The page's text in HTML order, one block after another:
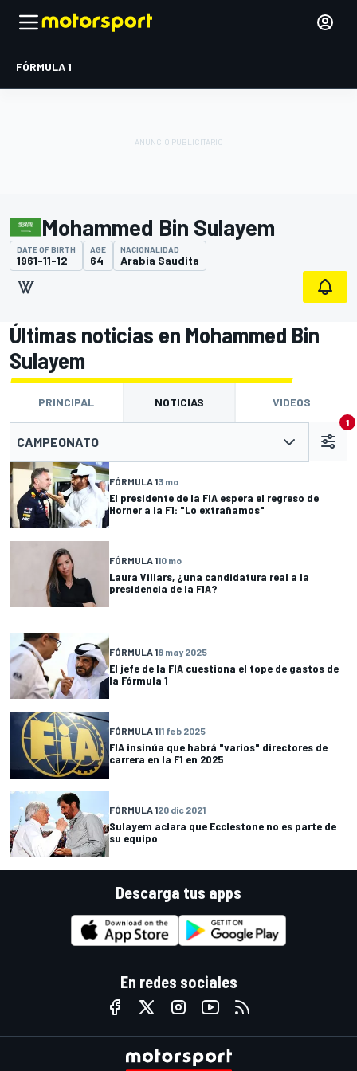
FÓRMULA 1
Mohammed Bin Sulayem
DATE OF BIRTH
1961-11-12
AGE
64
NACIONALIDAD
Arabia Saudita
Últimas noticias en Mohammed Bin
Sulayem
PRINCIPAL NOTICIAS VIDEOS
CAMPEONATO
1
FÓRMULA 13 mo
El presidente de la FIA espera el regreso de
Horner a la F1: "Lo extrañamos"
FÓRMULA 110 mo
Laura Villars, ¿una candidatura real a la
presidencia de la FIA?
FÓRMULA 18 may 2025
El jefe de la FIA cuestiona el tope de gastos de
la Fórmula 1
FÓRMULA 111 feb 2025
FIA insinúa que habrá "varios" directores de
carrera en la F1 en 2025
FÓRMULA 120 dic 2021
Sulayem aclara que Ecclestone no es parte de
su equipo
Descarga tus apps
En redes sociales